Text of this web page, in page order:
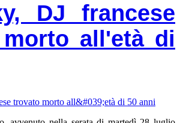
DJ francese
all'età di